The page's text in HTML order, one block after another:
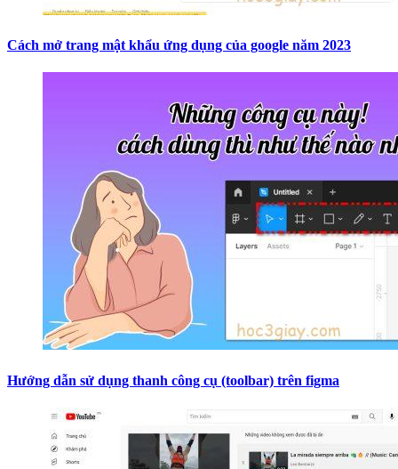
Cách mở trang mật khẩu ứng dụng của google năm 2023
Hướng dẫn sử dụng thanh công cụ (toolbar) trên figma